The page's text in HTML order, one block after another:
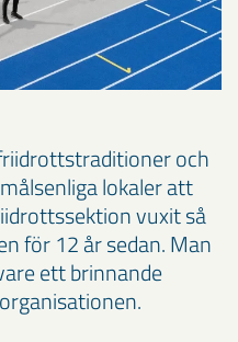
och
lokaler att
vuxit så
för 12 år sedan. Man
ett brinnande